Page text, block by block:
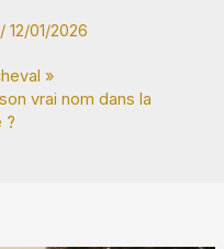
/ 12/01/2026
vrai nom dans la
?